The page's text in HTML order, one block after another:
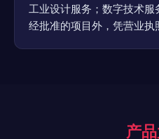
工业设计服务；数字技术
经批准的项目外，凭营业执
产